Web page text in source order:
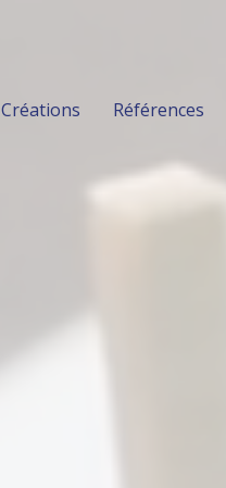
Créations Références